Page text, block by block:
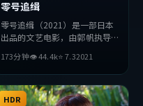
零号追缉
零号追缉（2021）是一部日本
出品的文艺电影，由郭帆执导，
演。影片在叙事与视听上力求突
破，探讨人性与抉择，节奏张弛
有度，适合喜欢该类型的观众完
整观看。
173分钟👁44.4k⭐7.32021
HDR